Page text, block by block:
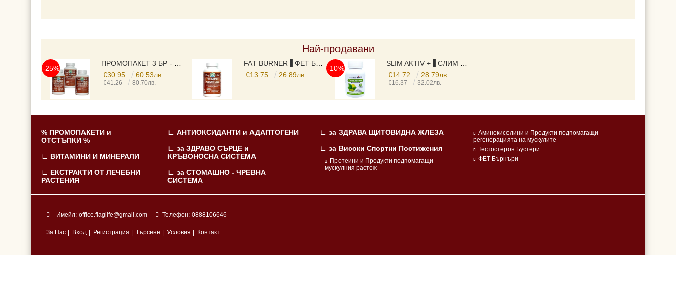
Най-продавани
ПРОМОПАКЕТ 3 БР - FAT BURNER▐ ФЕТ БЪРНЪР ► ЗА ОТСЛАБВАНЕ И КОНТРОЛ НА ТЕГЛОТО, С ЕКСТРАКТ ОТ ГУАРАНА , ЗЕЛЕН ЧАЙ, МАЛИНОВИ КЕТОНИ, L-CARNITINE И ВИТАМИНИ, 525 MG, 3X120 КАПСУЛИ,
-25%
€30.95
60.53лв.
€41.26 80.70лв.
FAT BURNER▐ ФЕТ БЪРНЪР ► ЗА ОТСЛАБВАНЕ И КОНТРОЛ НА ТЕГЛОТО, С ЕКСТРАКТ ОТ ГУАРАНА , ЗЕЛЕН ЧАЙ, МАЛИНОВИ КЕТОНИ, L-CARNITINE И ВИТАМИНИ, 525 MG, 120 КАПСУЛИ,
€13.75
26.89лв.
SLIM AKTIV +▐ СЛИМ АКТИВ +► ЗА ОТСЛАБВАНЕ И КОНТРОЛ НА ТЕГЛОТО, С ЕКСТРАКТ ОТ ГАРЦИНИЯ КАМБОДЖА, ЗЕЛЕН ЧАЙ И ВИТАМИНИ, 60 КАПСУЛИ,
-10%
€14.72
28.79лв.
€16.37 32.02лв.
% ПРОМОПАКЕТИ и
ОТСТЪПКИ %
∟ ВИТАМИНИ И МИНЕРАЛИ
∟ ЕКСТРАКТИ ОТ ЛЕЧЕБНИ
РАСТЕНИЯ
∟ АНТИОКСИДАНТИ и АДАПТОГЕНИ
∟ за ЗДРАВО СЪРЦЕ и
КРЪВОНОСНА СИСТЕМА
∟ за СТОМАШНО - ЧРЕВНА
СИСТЕМА
∟ за ЗДРАВА ЩИТОВИДНА ЖЛЕЗА
∟ за Високи Спортни Постижения
Протеини и Продукти подпомагащи
мускулния растеж
Аминокиселини и Продукти подпомагащи
регенерацията на мускулите
Тестостерон Бустери
ФЕТ Бърнъри
Имейл: office.flaglife@gmail.com Телефон: 0888106646
За Нас Вход Регистрация Търсене Условия Контакт